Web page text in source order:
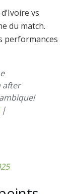
vs
du match.
performances
after
|